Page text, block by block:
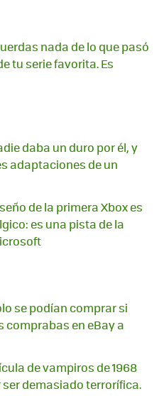
nada de lo que pasó
tu serie favorita. Es
daba un duro por él, y
adaptaciones de un
de la primera Xbox es
es una pista de la
se podían comprar si
comprabas en eBay a
de vampiros de 1968
demasiado terrorífica.